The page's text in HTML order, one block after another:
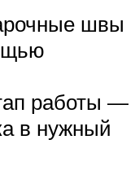
швы
работы —
в нужный